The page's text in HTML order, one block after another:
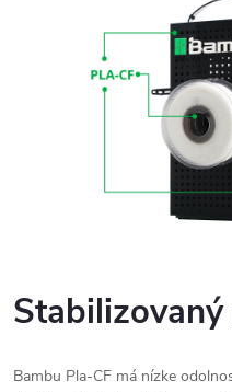
Bambu Pla-CF má nízke